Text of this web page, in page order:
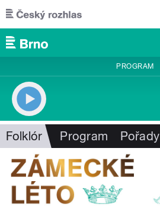
Přejít k hlavnímu obsahu
PROGRAM
Folklór Program Pořady